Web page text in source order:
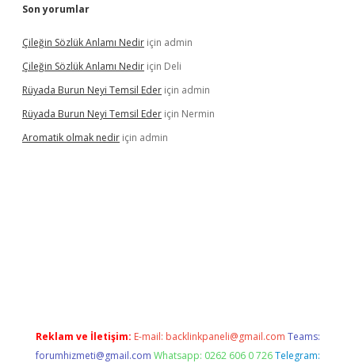
Son yorumlar
Çileğin Sözlük Anlamı Nedir için admin
Çileğin Sözlük Anlamı Nedir için Deli
Rüyada Burun Neyi Temsil Eder için admin
Rüyada Burun Neyi Temsil Eder için Nermin
Aromatik olmak nedir için admin
Reklam ve İletişim: E-mail: backlinkpaneli@gmail.com Teams:
forumhizmeti@gmail.com Whatsapp: 0262 606 0 726 Telegram: